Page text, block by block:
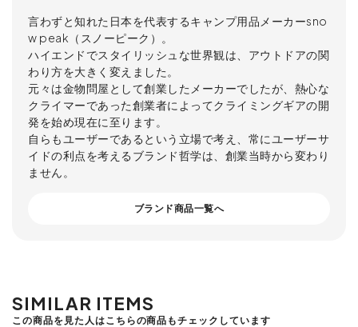
言わずと知れた日本を代表するキャンプ用品メーカーsno
w peak（スノーピーク）。
ハイエンドでスタイリッシュな世界観は、アウトドアの関
わり方を大きく変えました。
元々は金物問屋として創業したメーカーでしたが、熱心な
クライマーであった創業者によってクライミングギアの開
発を始め現在に至ります。
自らもユーザーであるという立場で考え、常にユーザーサ
イドの利点を考えるブランド哲学は、創業当時から変わり
ません。
ブランド商品一覧へ
SIMILAR ITEMS
この商品を見た人はこちらの商品もチェックしています